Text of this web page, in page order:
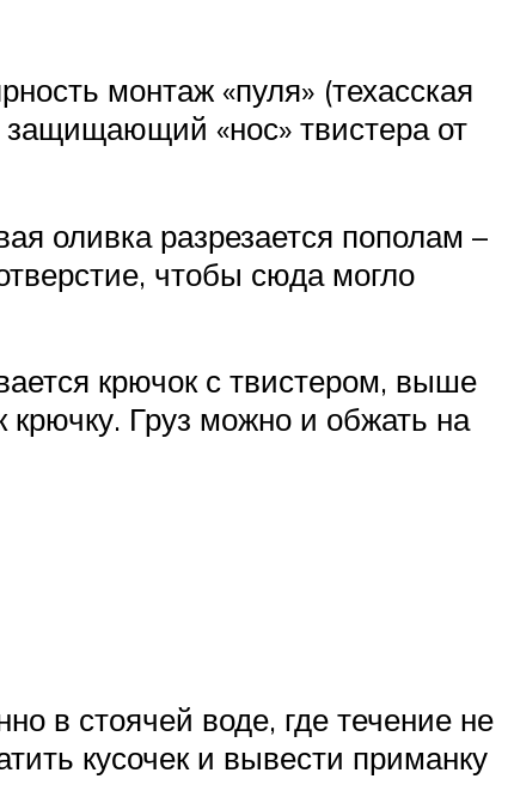
монтаж «пуля» (техасская
защищающий «нос» твистера от
оливка разрезается пополам –
чтобы сюда могло
крючок с твистером, выше
крючку. Груз можно и обжать на
в стоячей воде, где течение не
кусочек и вывести приманку